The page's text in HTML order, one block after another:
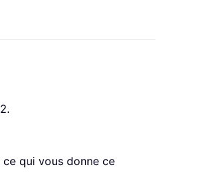
ce qui vous donne ce